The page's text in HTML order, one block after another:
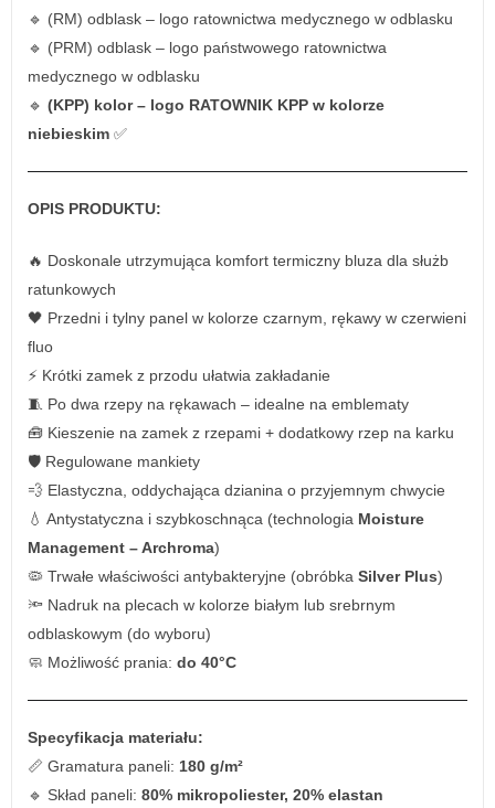
🔹 (RM) odblask – logo ratownictwa medycznego w odblasku
🔹 (PRM) odblask – logo państwowego ratownictwa
medycznego w odblasku
🔹 (KPP) kolor – logo RATOWNIK KPP w kolorze
niebieskim ✅
OPIS PRODUKTU:
🔥 Doskonale utrzymująca komfort termiczny bluza dla służb
ratunkowych
🖤 Przedni i tylny panel w kolorze czarnym, rękawy w czerwieni
fluo
⚡ Krótki zamek z przodu ułatwia zakładanie
🧵 Po dwa rzepy na rękawach – idealne na emblematy
🧰 Kieszenie na zamek z rzepami + dodatkowy rzep na karku
🛡️ Regulowane mankiety
💨 Elastyczna, oddychająca dzianina o przyjemnym chwycie
💧 Antystatyczna i szybkoschnąca (technologia Moisture
Management – Archroma)
🦠 Trwałe właściwości antybakteryjne (obróbka Silver Plus)
🔦 Nadruk na plecach w kolorze białym lub srebrnym
odblaskowym (do wyboru)
🧼 Możliwość prania: do 40°C
Specyfikacja materiału:
📏 Gramatura paneli: 180 g/m²
🔹 Skład paneli: 80% mikropoliester, 20% elastan